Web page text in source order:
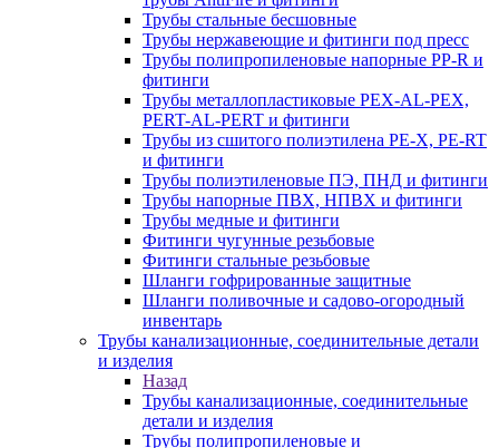
Трубы стальные бесшовные
Трубы нержавеющие и фитинги под пресс
Трубы полипропиленовые напорные PP-R и
фитинги
Трубы металлопластиковые PEX-AL-PEX,
PERT-AL-PERT и фитинги
Трубы из сшитого полиэтилена PE-X, PE-RT
и фитинги
Трубы полиэтиленовые ПЭ, ПНД и фитинги
Трубы напорные ПВХ, НПВХ и фитинги
Трубы медные и фитинги
Фитинги чугунные резьбовые
Фитинги стальные резьбовые
Шланги гофрированные защитные
Шланги поливочные и садово-огородный
инвентарь
Трубы канализационные, соединительные детали
и изделия
Назад
Трубы канализационные, соединительные
детали и изделия
Трубы полипропиленовые и